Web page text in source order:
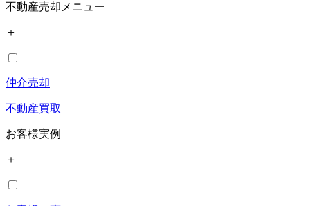
不動産売却メニュー
＋
仲介売却
不動産買取
お客様実例
＋